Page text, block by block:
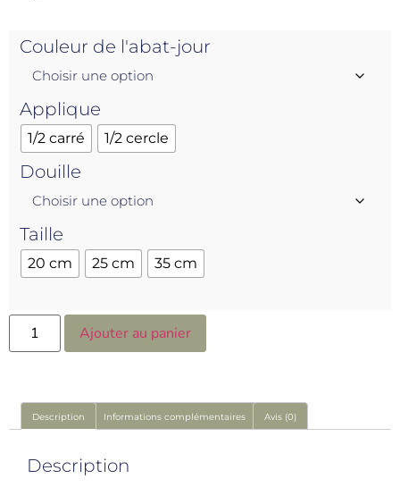
Couleur de l'abat-jour
Applique
1/2 carré 1/2 cercle
Douille
Taille
20 cm 25 cm 35 cm
Ajouter au panier
Description Informations complémentaires Avis (0)
Description